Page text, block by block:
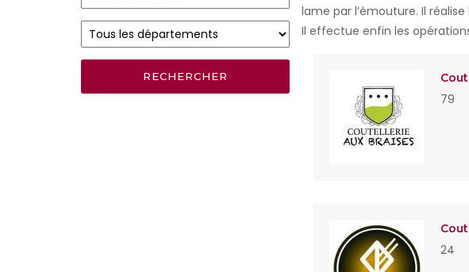
lame par l’émouture. Il
Il effectue enfin les
79
24